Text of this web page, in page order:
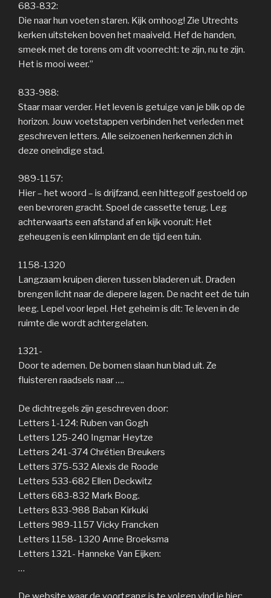
683-832:
Die naar hun voeten staren. Kijk omhoog! Zie Utrechts
kerken uitsteken boven het maaiveld. Hef de handen,
smeek met de torens om dit voorrecht: te zijn, nu te zijn.
Het is mooi weer.”
833-988:
Staar maar verder. Het leven is getuige van je blik op de
horizon. Jouw voetstappen verbinden het verleden met
geschreven letters. Alle seizoenen herkennen zich in
deze oneindige stad.
989-1157:
Hier – het woord – is drijfzand, een hittegolf gestoeld op
een bevroren gracht. Spoel de cassette terug. Leg
achterwaarts een afstand af en kijk vooruit: Het
geheugen is een klimplant en de tijd een tuin.
1158-1320
Langzaam kruipen dieren tussen bladeren uit. Draden
brengen licht naar de diepere lagen. De nacht eet de tuin
leeg. Lepel voor lepel. Het geheim is dit: Te leven in de
ruimte die wordt achtergelaten.
1321-
Door te ademen. De bomen slaan hun blad uit. Ze
fluisteren raadsels naar ….
De dichtregels zijn geschreven door:
Letters 1-124: Ruben van Gogh
Letters 125-240 Ingmar Heytze
Letters 241-374 Chrétien Breukers
Letters 375-532 Alexis de Roode
Letters 533-682 Ellen Deckwitz
Letters 683-832 Mark Boog.
Letters 833-988 Baban Kirkuki
Letters 989-1157 Vicky Francken
Letters 1158- 1320 Anne Broeksma
Letters 1321- Hanneke Van Eijken:
…